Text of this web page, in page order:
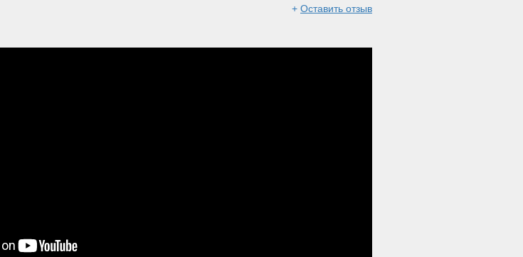
+ Оставить отзыв